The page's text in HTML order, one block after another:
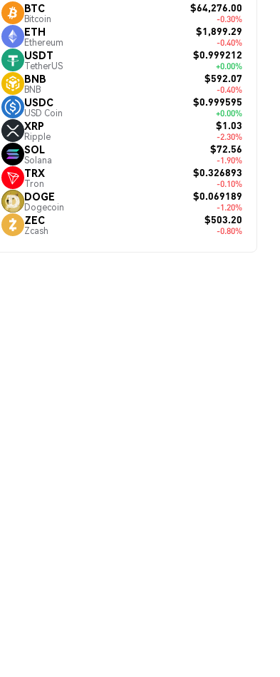
BTC
Bitcoin
$64,276.00
-0.30%
ETH
Ethereum
$1,899.29
-0.40%
USDT
TetherUS
$0.999212
+0.00%
BNB
BNB
$592.07
-0.40%
USDC
USD Coin
$0.999595
+0.00%
XRP
Ripple
$1.03
-2.30%
SOL
Solana
$72.56
-1.90%
TRX
Tron
$0.326893
-0.10%
DOGE
Dogecoin
$0.069189
-1.20%
ZEC
Zcash
$503.20
-0.80%